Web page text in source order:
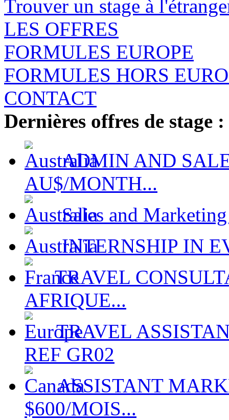
Trouver un stage à
LES OFFRES
FORMULES EUROPE
FORMULES HORS
CONTACT
Dernières offres de stage :
ADMIN AND
AU$/MONTH...
Sales and
INTERNSHIP IN
TRAVEL
AFRIQUE...
TRAVEL
REF GR02
ASSISTANT
$600/MOIS...